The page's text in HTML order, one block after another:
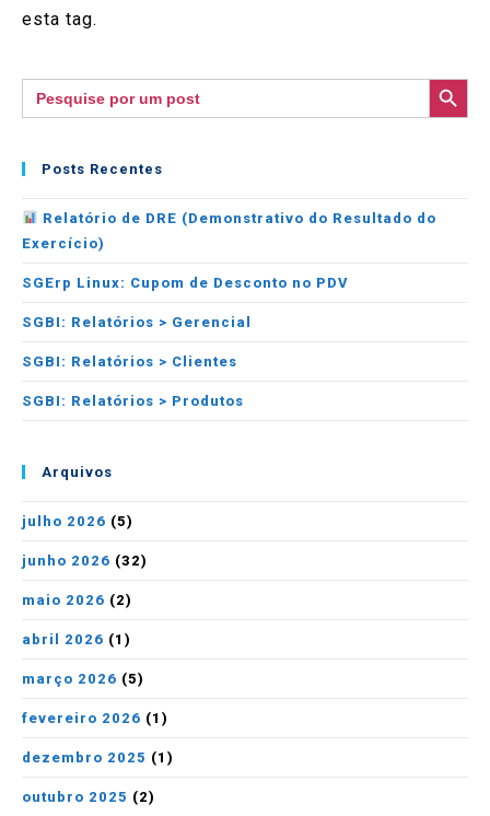
esta tag.
Search
for:
SEARCH BUTTON
Posts Recentes
Relatório de DRE (Demonstrativo do Resultado do
Exercício)
SGErp Linux: Cupom de Desconto no PDV
SGBI: Relatórios > Gerencial
SGBI: Relatórios > Clientes
SGBI: Relatórios > Produtos
Arquivos
julho 2026 (5)
junho 2026 (32)
maio 2026 (2)
abril 2026 (1)
março 2026 (5)
fevereiro 2026 (1)
dezembro 2025 (1)
outubro 2025 (2)